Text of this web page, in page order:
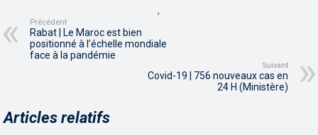
Précédent
Rabat | Le Maroc est bien
positionné à l’échelle mondiale
face à la pandémie
Suivant
Covid-19 | 756 nouveaux cas en
24 H (Ministère)
Articles relatifs